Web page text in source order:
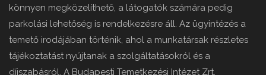
könnyen megközelíthető, a látogatók számára pedig
parkolási lehetőség is rendelkezésre áll. Az ügyintézés a
temető irodájában történik, ahol a munkatársak részletes
tájékoztatást nyújtanak a szolgáltatásokról és a
díjszabásról. A Budapesti Temetkezési Intézet Zrt.